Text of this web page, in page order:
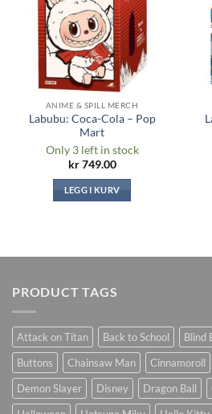
ANIME & SPILL MERCH
Labubu: Coca-Cola – Pop
Mart
Only 3 left in stock
kr749.00
LEGG I KURV
PRODUCT TAGS
Attack on Titan Back to School Blind
Buttons
Chainsaw Man Cinnamoroll
Demon Slayer
Disney Dragon Ball